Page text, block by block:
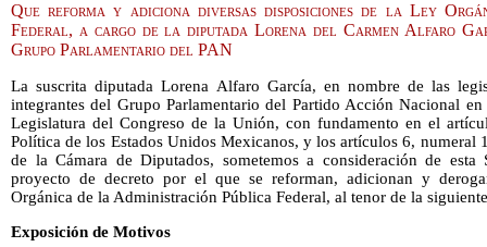
Que reforma y adiciona diversas disposiciones de la Ley
Federal, a cargo de la diputada Lorena del Carmen Alfaro
Grupo Parlamentario del PAN
La suscrita diputada Lorena Alfaro García, en nombre de las
integrantes del Grupo Parlamentario del Partido Acción Nacional
Legislatura del Congreso de la Unión, con fundamento en el
Política de los Estados Unidos Mexicanos, y los artículos 6, numeral
de la Cámara de Diputados, sometemos a consideración de esta
proyecto de decreto por el que se reforman, adicionan y
Orgánica de la Administración Pública Federal, al tenor de la
Exposición de Motivos